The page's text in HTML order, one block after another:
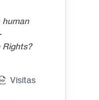
human
Rights?
Visitas